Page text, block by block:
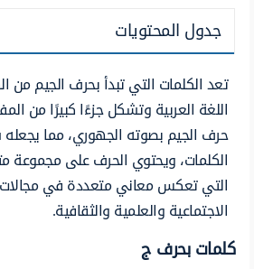
جدول المحتويات
تعدالكلمات التي تبدأ بحرف الجيم من
اللغة العربيةوتشكلجزءًا كبيرًا من
حرف الجيم بصوته الجهوري، مما يجعله
الكلمات،ويحتوي الحرفعلىمجموعة
التي تعكسمعانيمتعددة فيمجالات
الاجتماعيةوالعلميةوالثقافية.
كلمات بحرف ج